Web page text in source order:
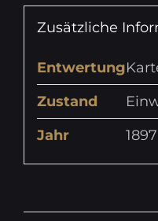
Zusätzliche
Entwertung
Zustand
Jahr
1897